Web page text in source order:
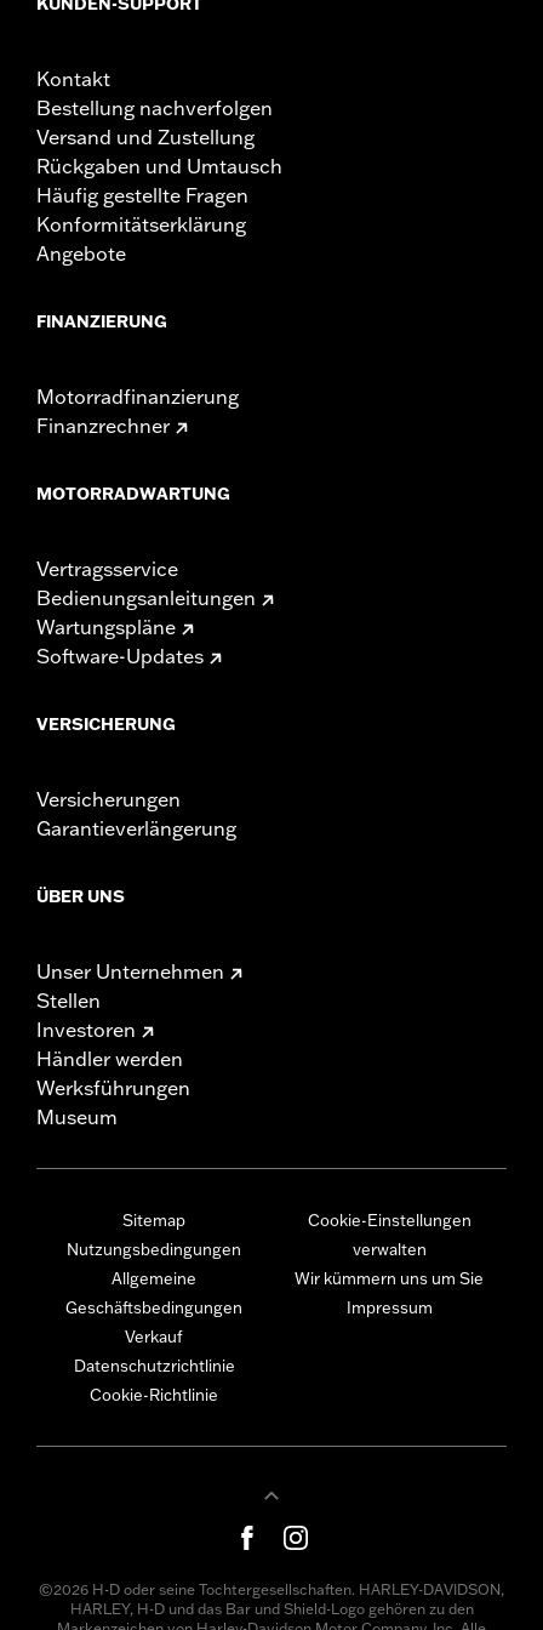
Kontakt
Bestellung nachverfolgen
Versand und Zustellung
Rückgaben und Umtausch
Häufig gestellte Fragen
Konformitätserklärung
Angebote
FINANZIERUNG
Motorradfinanzierung
Finanzrechner
MOTORRADWARTUNG
Vertragsservice
Bedienungsanleitungen
Wartungspläne
Software-Updates
VERSICHERUNG
Versicherungen
Garantieverlängerung
ÜBER UNS
Unser Unternehmen
Stellen
Investoren
Händler werden
Werksführungen
Museum
Sitemap
Nutzungsbedingungen
Allgemeine
Geschäftsbedingungen
Verkauf
Datenschutzrichtlinie
Cookie-Richtlinie
Cookie-Einstellungen
verwalten
Wir kümmern uns um Sie
Impressum
©2026 H-D oder seine Tochtergesellschaften. HARLEY-DAVIDSON,
HARLEY, H-D und das Bar und Shield-Logo gehören zu den